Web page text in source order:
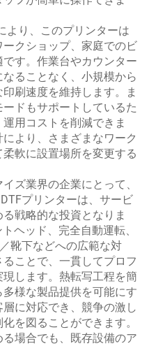
より、このプリンターは
クショップ、家庭でのビ
す。作業台やカウンター
ることなく、小規模から
刷速度を維持します。ま
ドもサポートしているた
用コストを削減できま
より、さまざまなワーク
軟に設置場所を変更する
ズ業界の企業にとって、
プリンターは、サービ
戦略的な投資となりま
ヘッド、完全自動運転、
靴下などへの広範な対
ことで、一貫してプロフ
します。熱転写工程を簡
様な製品提供を可能にす
に対応でき、競争の激し
を図ることができます。
場合でも、既存設備のア